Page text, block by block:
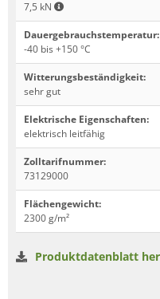
7,5 kN
Dauergebrauchstemperatur:
-40 bis +150 °C
Witterungsbeständigkeit:
sehr gut
Elektrische Eigenschaften:
elektrisch leitfähig
Zolltarifnummer:
73129000
Flächengewicht:
2300 g/m²
Produktdatenblatt